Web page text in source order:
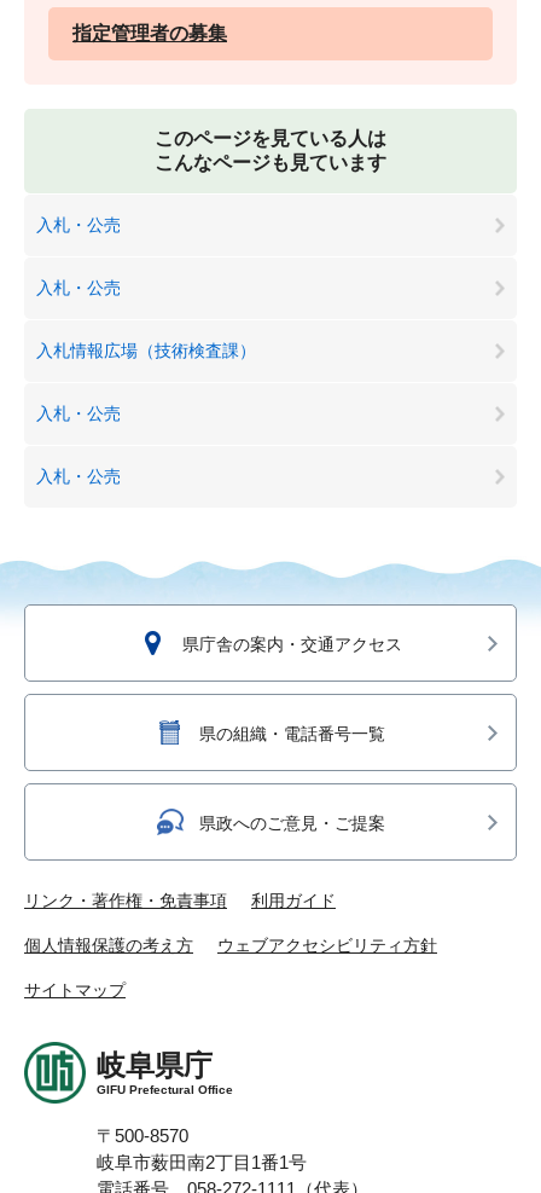
指定管理者の募集
このページを見ている人は
こんなページも見ています
入札・公売
入札・公売
入札情報広場（技術検査課）
入札・公売
入札・公売
県庁舎の案内・交通アクセス
県の組織・電話番号一覧
県政へのご意見・ご提案
リンク・著作権・免責事項 利用ガイド
個人情報保護の考え方 ウェブアクセシビリティ方針
サイトマップ
岐阜県庁
GIFU Prefectural Office
〒500-8570
岐阜市薮田南2丁目1番1号
電話番号 058-272-1111（代表）